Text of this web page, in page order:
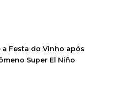
Festa do Vinho após
Super El Niño